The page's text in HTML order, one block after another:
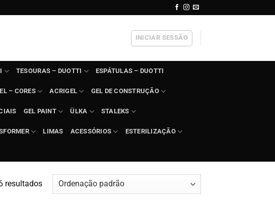
INICIAR SESSÃO
TESOURAS – DUOTTI ESPÁTULAS – DUOTTI
– CORES ACRIGEL GEL DE CONSTRUÇÃO
GEL PAINT ÜLKA STALEKS
LIMAS ACESSÓRIOS ESTERILIZAÇÃO
resultados